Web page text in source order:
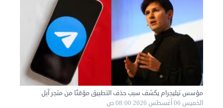
مؤسس تيليجرام يكشف سبب حذف التطبيق مؤقتًا من متجر آبل
الخميس 06 أغسطس 2026 08:00 ص